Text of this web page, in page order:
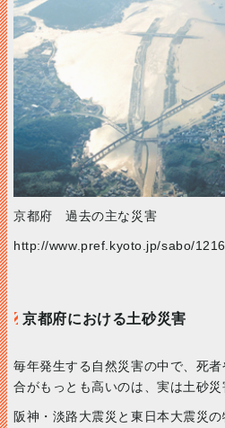
京都府 過去の主な災害
http://www.pref.kyoto.jp/sabo/
京都府における土砂災害
毎年発生する自然災害の中で、死
合がもっとも高いのは、実は土砂災
阪神・淡路大震災と東日本大震災